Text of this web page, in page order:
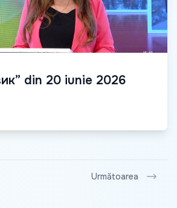
din 20 iunie 2026
Următoarea